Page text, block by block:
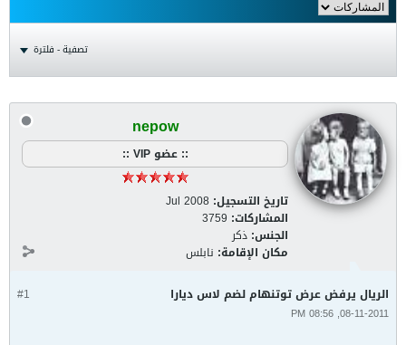
تصفية - فلترة
nepow
:: عضو VIP ::
تاريخ التسجيل: Jul 2008
المشاركات: 3759
الجنس: ذكر
مكان الإقامة: نابلس
#1 الريال يرفض عرض توتنهام لضم لاس ديارا
08-11-2011, 08:56 PM